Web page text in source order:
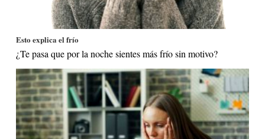
Esto explica el frío
¿Te pasa que por la noche sientes más frío sin motivo?